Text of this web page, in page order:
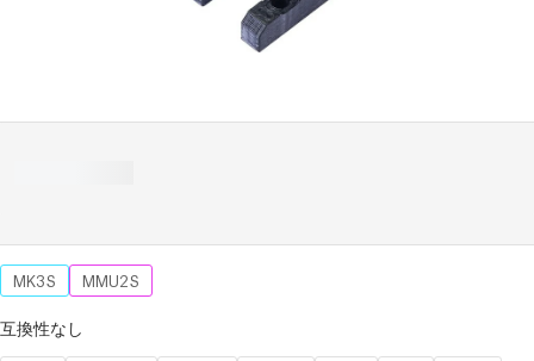
MK3S MMU2S
互換性なし